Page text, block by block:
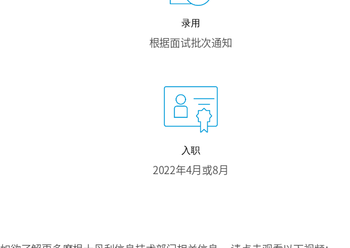
录用
根据面试批次通知
入职
2022年4月或8月